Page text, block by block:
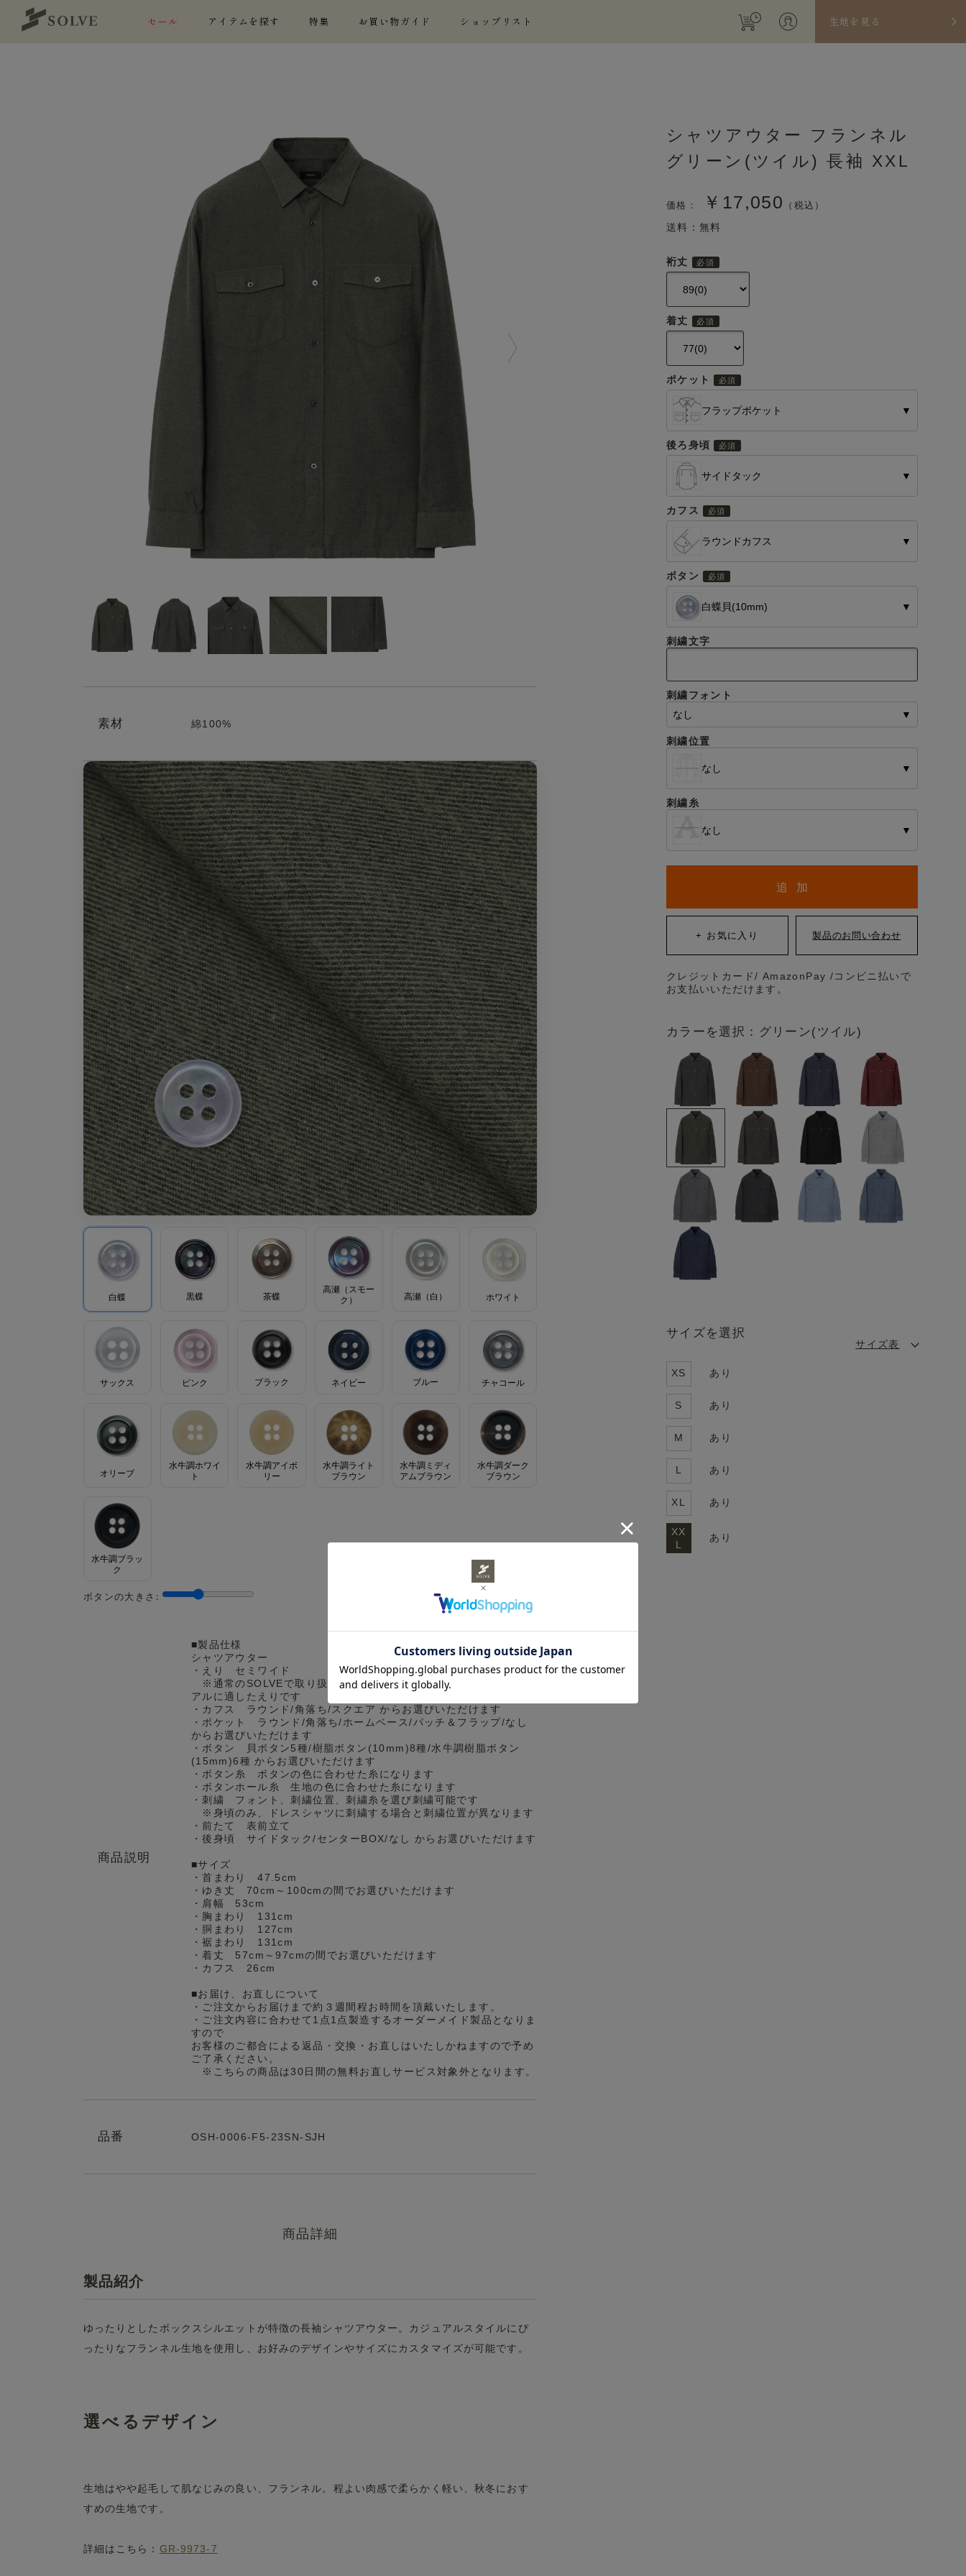
生地を見る
セール アイテムを探す 特集 お買い物ガイド ショップリスト
素材 綿100%
白蝶 黒蝶 茶蝶
高瀬（スモー
ク）
高瀬（白） ホワイト
サックス ピンク ブラック ネイビー ブルー チャコール
オリーブ
水牛調ホワイ
ト
水牛調アイボ
リー
水牛調ライト
ブラウン
水牛調ミディ
アムブラウン
水牛調ダーク
ブラウン
水牛調ブラッ
ク
ボタンの大きさ:
商品説明
■製品仕様
シャツアウター
・えり セミワイド
※通常のSOLVEで取り扱っているセミワイドとは異なる、カジュ
アルに適したえりです
・カフス ラウンド/角落ち/スクエア からお選びいただけます
・ポケット ラウンド/角落ち/ホームベース/パッチ＆フラップ/なし
からお選びいただけます
・ボタン 貝ボタン5種/樹脂ボタン(10mm)8種/水牛調樹脂ボタン
(15mm)6種 からお選びいただけます
・ボタン糸 ボタンの色に合わせた糸になります
・ボタンホール糸 生地の色に合わせた糸になります
・刺繍 フォント、刺繍位置、刺繍糸を選び刺繍可能です
※身頃のみ、ドレスシャツに刺繍する場合と刺繍位置が異なります
・前たて 表前立て
・後身頃 サイドタック/センターBOX/なし からお選びいただけます
■サイズ
・首まわり 47.5cm
・ゆき丈 70cm～100cmの間でお選びいただけます
・肩幅 53cm
・胸まわり 131cm
・胴まわり 127cm
・裾まわり 131cm
・着丈 57cm～97cmの間でお選びいただけます
・カフス 26cm
■お届け、お直しについて
・ご注文からお届けまで約３週間程お時間を頂戴いたします。
・ご注文内容に合わせて1点1点製造するオーダーメイド製品となりま
すので
お客様のご都合による返品・交換・お直しはいたしかねますので予め
ご了承ください。
※こちらの商品は30日間の無料お直しサービス対象外となります。
品番 OSH-0006-F5-23SN-SJH
商品詳細
製品紹介
ゆったりとしたボックスシルエットが特徴の長袖シャツアウター。カジュアルスタイルにぴ
ったりなフランネル生地を使用し、お好みのデザインやサイズにカスタマイズが可能です。
選べるデザイン
生地はやや起毛して肌なじみの良い、フランネル。程よい肉感で柔らかく軽い、秋冬におす
すめの生地です。
詳細はこちら： GR-9973-7
シャツアウター フランネル
グリーン(ツイル) 長袖 XXL
価格： ￥17,050 （税込）
送料：無料
裄丈
着丈
ポケット
フラップポケット ▼
後ろ身頃
サイドタック ▼
カフス
ラウンドカフス ▼
ボタン
白蝶貝(10mm) ▼
刺繍文字
刺繍フォント
なし
▼
刺繍位置
なし ▼
刺繍糸
なし ▼
カラーを選択：グリーン(ツイル)
サイズを選択
サイズ表
XS あり
S あり
M あり
L あり
XL あり
XX
L
あり
追 加
クレジットカード/ AmazonPay /コンビニ払いで
お支払いいただけます。